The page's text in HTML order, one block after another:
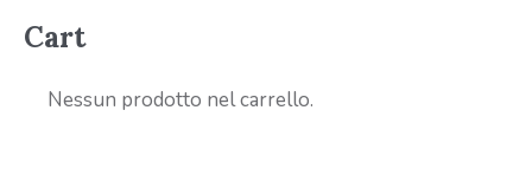
Cart
Nessun prodotto nel carrello.